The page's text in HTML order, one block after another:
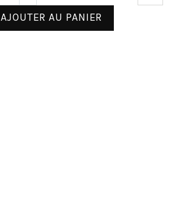
AJOUTER AU PANIER